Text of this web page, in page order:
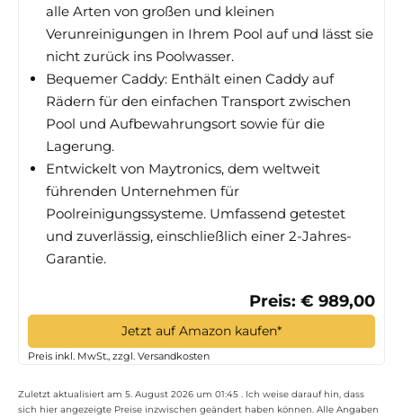
alle Arten von großen und kleinen
Verunreinigungen in Ihrem Pool auf und lässt sie
nicht zurück ins Poolwasser.
Bequemer Caddy: Enthält einen Caddy auf
Rädern für den einfachen Transport zwischen
Pool und Aufbewahrungsort sowie für die
Lagerung.
Entwickelt von Maytronics, dem weltweit
führenden Unternehmen für
Poolreinigungssysteme. Umfassend getestet
und zuverlässig, einschließlich einer 2-Jahres-
Garantie.
Preis: € 989,00
Jetzt auf Amazon kaufen*
Preis inkl. MwSt., zzgl. Versandkosten
Zuletzt aktualisiert am 5. August 2026 um 01:45 . Ich weise darauf hin, dass
sich hier angezeigte Preise inzwischen geändert haben können. Alle Angaben